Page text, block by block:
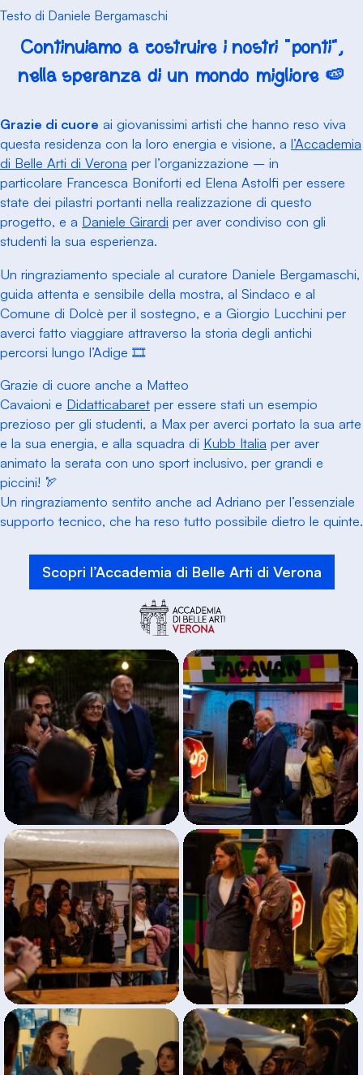
Testo di Daniele Bergamaschi
Continuiamo a costruire i nostri “ponti”,
nella speranza di un mondo migliore 🍉
Grazie di cuore ai giovanissimi artisti che hanno reso viva
questa residenza con la loro energia e visione, a l’Accademia
di Belle Arti di Verona per l’organizzazione – in
particolare Francesca Boniforti ed Elena Astolfi per essere
state dei pilastri portanti nella realizzazione di questo
progetto, e a Daniele Girardi per aver condiviso con gli
studenti la sua esperienza.
Un ringraziamento speciale al curatore Daniele Bergamaschi,
guida attenta e sensibile della mostra, al Sindaco e al
Comune di Dolcè per il sostegno, e a Giorgio Lucchini per
averci fatto viaggiare attraverso la storia degli antichi
percorsi lungo l’Adige 🎞️
Grazie di cuore anche a Matteo
Cavaioni e Didatticabaret per essere stati un esempio
prezioso per gli studenti, a Max per averci portato la sua arte
e la sua energia, e alla squadra di Kubb Italia per aver
animato la serata con uno sport inclusivo, per grandi e
piccini! 🏹
Un ringraziamento sentito anche ad Adriano per l’essenziale
supporto tecnico, che ha reso tutto possibile dietro le quinte.
Scopri l’Accademia di Belle Arti di Verona